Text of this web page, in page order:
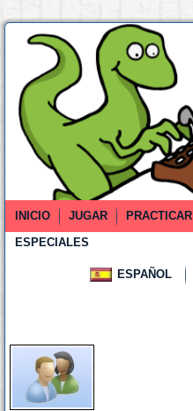
INICIO JUGAR PRACTICAR
ESPECIALES
ESPAÑOL